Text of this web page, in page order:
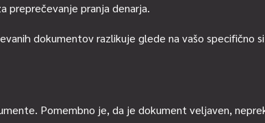
preprečevanje pranja denarja.
dokumentov razlikuje glede na vašo specifično
Pomembno je, da je dokument veljaven,